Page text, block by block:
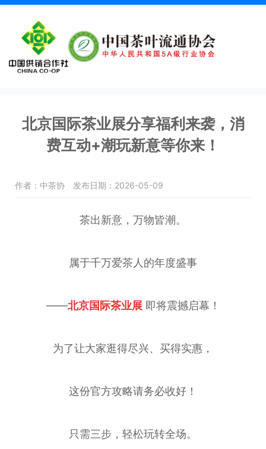
北京国际茶业展分享福利来袭，消
费互动+潮玩新意等你来！
作者：中茶协 发布日期：2026-05-09
茶出新意，万物皆潮。
属于千万爱茶人的年度盛事
——北京国际茶业展即将震撼启幕！
为了让大家逛得尽兴、买得实惠，
这份官方攻略请务必收好！
只需三步，轻松玩转全场。